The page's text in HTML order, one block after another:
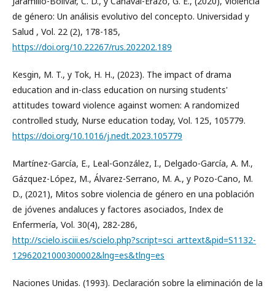
de género: Un análisis evolutivo del concepto. Universidad y
Salud , Vol. 22 (2), 178-185,
https://doi.org/10.22267/rus.202202.189
Kesgin, M. T., y Tok, H. H., (2023). The impact of drama
education and in-class education on nursing students'
attitudes toward violence against women: A randomized
controlled study, Nurse education today, Vol. 125, 105779.
https://doi.org/10.1016/j.nedt.2023.105779
Martínez-García, E., Leal-González, I., Delgado-García, A. M.,
Gázquez-López, M., Álvarez-Serrano, M. A., y Pozo-Cano, M.
D., (2021), Mitos sobre violencia de género en una población
de jóvenes andaluces y factores asociados, Index de
Enfermería, Vol. 30(4), 282-286,
http://scielo.isciii.es/scielo.php?script=sci_arttext&pid=S1132-
12962021000300002&lng=es&tlng=es
Naciones Unidas. (1993). Declaración sobre la eliminación de la